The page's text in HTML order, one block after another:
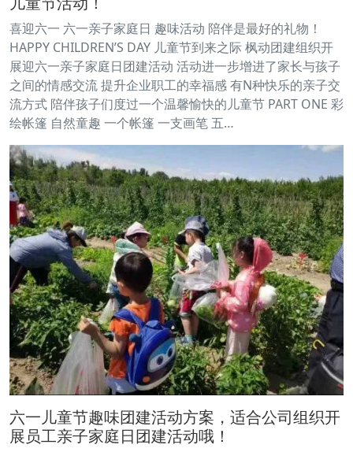
喜迎六一 六一亲子家庭日 趣味活动 陪伴是最好的礼物！
HAPPY CHILDREN’S DAY 儿童节到来之际 枫动团建组织开
展迎六一亲子家庭日团建活动 活动进一步增进了家长与孩子
之间的情感交流 提升企业职工的幸福感 有N种快乐的亲子交
流方式 陪伴孩子们度过一个温馨愉快的儿童节 PART ONE 彩
绘帐篷 自然童趣 一个帐篷 一支画笔 五…
六一儿童节趣味团建活动方案，适合公司组织开
展员工亲子家庭日团建活动哦！